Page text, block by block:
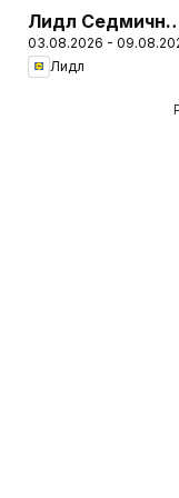
Лидл Седмична
брошура
03.08.2026 -
Лидл